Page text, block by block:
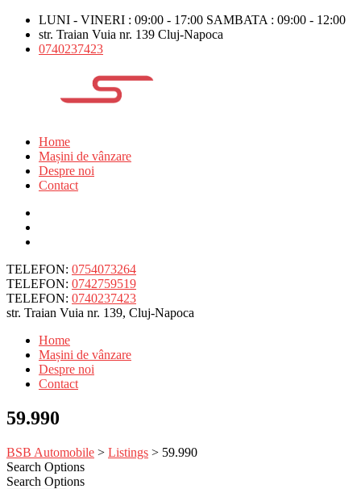
LUNI - VINERI : 09:00 - 17:00 SAMBATA : 09:00 - 12:00
str. Traian Vuia nr. 139 Cluj-Napoca
0740237423
Home
Mașini de vânzare
Despre noi
Contact
TELEFON: 0754073264
TELEFON: 0742759519
TELEFON: 0740237423
str. Traian Vuia nr. 139, Cluj-Napoca
Home
Mașini de vânzare
Despre noi
Contact
59.990
BSB Automobile > Listings > 59.990
Search Options
Search Options